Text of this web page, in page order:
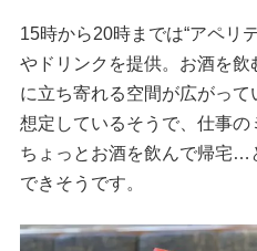
15時から20時までは“アペリ
やドリンクを提供。お酒を
に立ち寄れる空間が広がっ
想定しているそうで、仕事
ちょっとお酒を飲んで帰宅…
できそうです。